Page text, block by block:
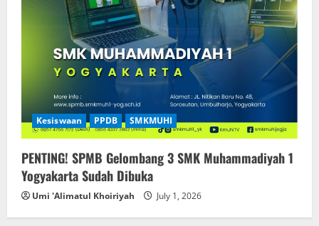
Kesiswaan PPDB SMKMUHI
PENTING! SPMB Gelombang 3 SMK Muhammadiyah 1
Yogyakarta Sudah Dibuka
Umi 'Alimatul Khoiriyah July 1, 2026